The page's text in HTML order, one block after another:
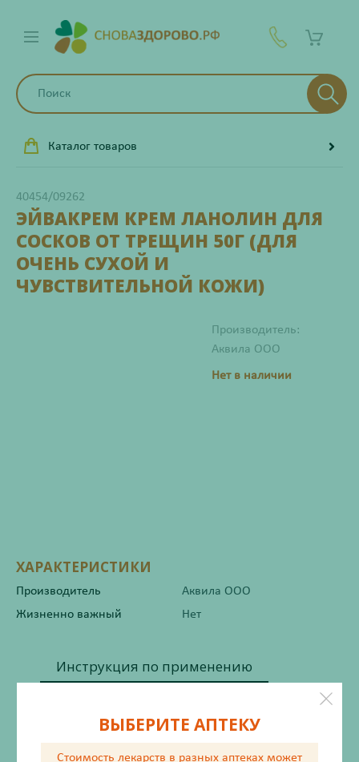
Каталог товаров
40454/09262
ЭЙВАКРЕМ КРЕМ ЛАНОЛИН ДЛЯ
СОСКОВ ОТ ТРЕЩИН 50Г (ДЛЯ
ОЧЕНЬ СУХОЙ И
ЧУВСТВИТЕЛЬНОЙ КОЖИ)
Производитель:
Аквила ООО
Нет в наличии
ХАРАКТЕРИСТИКИ
Производитель
Аквила ООО
Жизненно важный
Нет
Инструкция по применению
ВЫБЕРИТЕ АПТЕКУ
Стоимость лекарств в разных аптеках может